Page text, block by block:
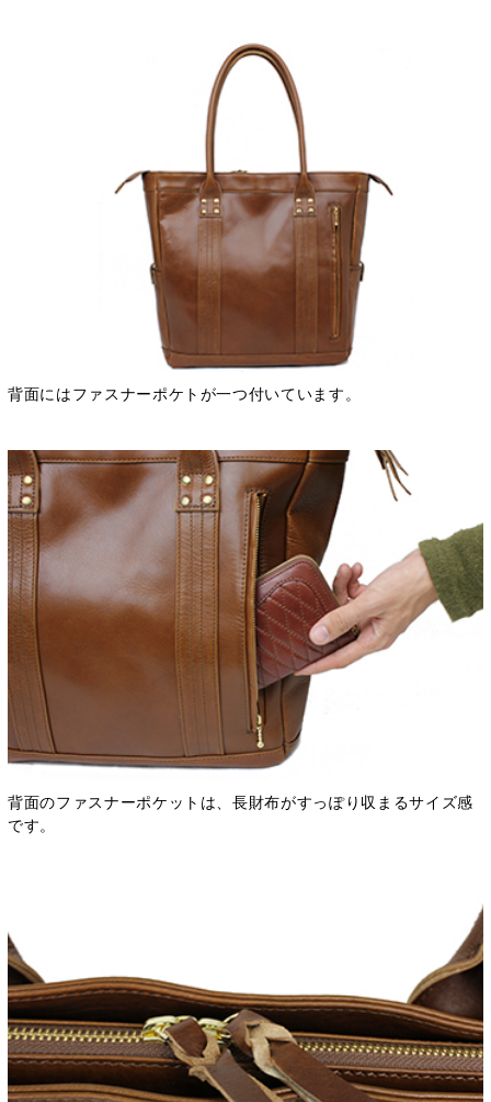
背面にはファスナーポケトが一つ付いています。
背面のファスナーポケットは、長財布がすっぽり収まるサイズ感
です。